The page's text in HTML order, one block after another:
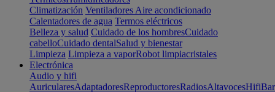
Climatización Ventiladores Aire acondicionado
Calentadores de agua Termos eléctricos
Belleza y salud Cuidado de los hombresCuidado
cabelloCuidado dentalSalud y bienestar
Limpieza Limpieza a vaporRobot limpiacristales
Electrónica
Audio y hifi
AuricularesAdaptadoresReproductoresRadiosAltavocesHifi